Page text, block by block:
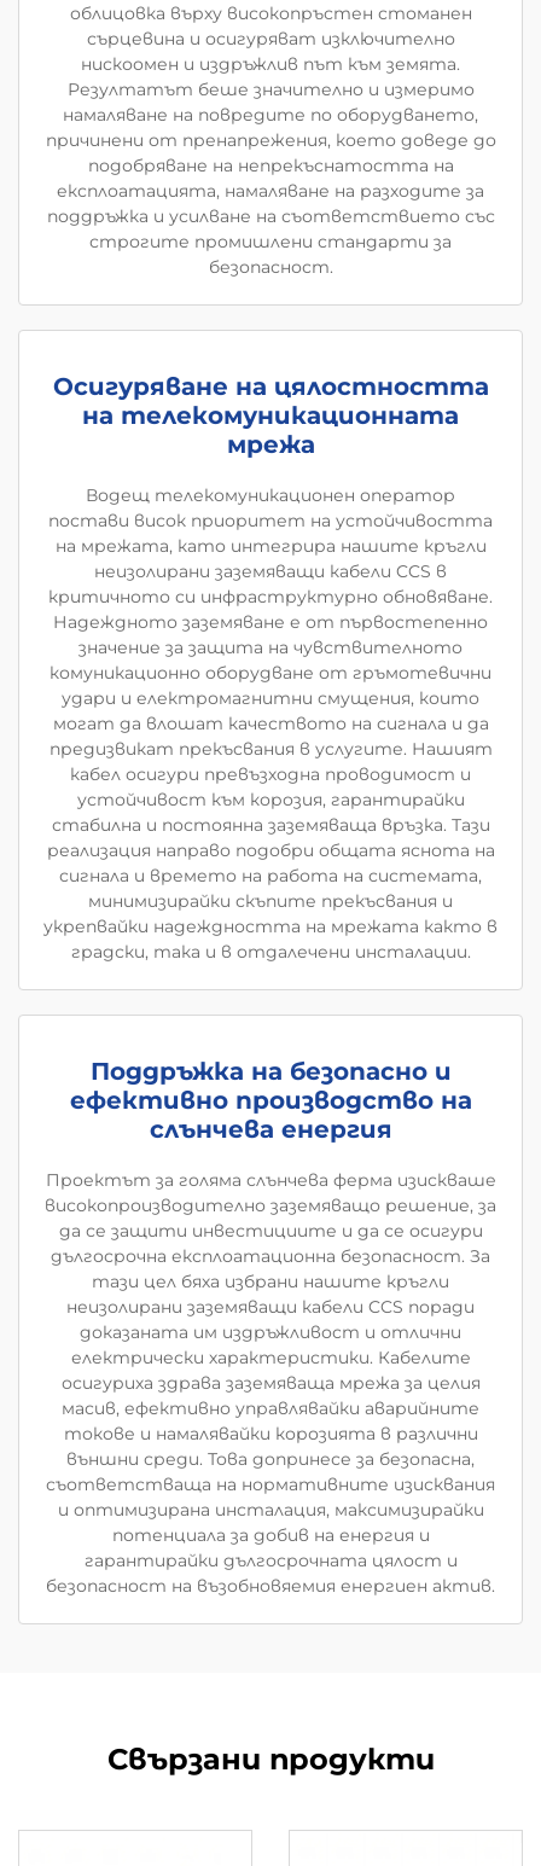
облицовка върху високопръстен стоманен
сърцевина и осигуряват изключително
нискоомен и издръжлив път към земята.
Резултатът беше значително и измеримо
намаляване на повредите по оборудването,
причинени от пренапрежения, което доведе до
подобряване на непрекъснатостта на
експлоатацията, намаляване на разходите за
поддръжка и усилване на съответствието със
строгите промишлени стандарти за
безопасност.
Осигуряване на цялостността
на телекомуникационната
мрежа
Водещ телекомуникационен оператор
постави висок приоритет на устойчивостта
на мрежата, като интегрира нашите кръгли
неизолирани заземяващи кабели CCS в
критичното си инфраструктурно обновяване.
Надеждното заземяване е от първостепенно
значение за защита на чувствителното
комуникационно оборудване от гръмотевични
удари и електромагнитни смущения, които
могат да влошат качеството на сигнала и да
предизвикат прекъсвания в услугите. Нашият
кабел осигури превъзходна проводимост и
устойчивост към корозия, гарантирайки
стабилна и постоянна заземяваща връзка. Тази
реализация направо подобри общата яснота на
сигнала и времето на работа на системата,
минимизирайки скъпите прекъсвания и
укрепвайки надеждността на мрежата както в
градски, така и в отдалечени инсталации.
Поддръжка на безопасно и
ефективно производство на
слънчева енергия
Проектът за голяма слънчева ферма изискваше
високопроизводително заземяващо решение, за
да се защити инвестициите и да се осигури
дългосрочна експлоатационна безопасност. За
тази цел бяха избрани нашите кръгли
неизолирани заземяващи кабели CCS поради
доказаната им издръжливост и отлични
електрически характеристики. Кабелите
осигуриха здрава заземяваща мрежа за целия
масив, ефективно управлявайки аварийните
токове и намалявайки корозията в различни
външни среди. Това допринесе за безопасна,
съответстваща на нормативните изисквания
и оптимизирана инсталация, максимизирайки
потенциала за добив на енергия и
гарантирайки дългосрочната цялост и
безопасност на възобновяемия енергиен актив.
Свързани продукти